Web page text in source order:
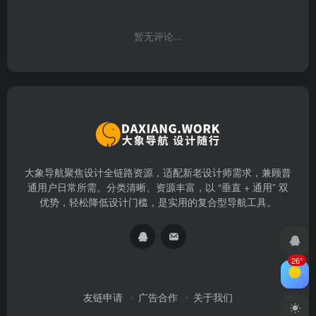
暂无评论...
大象导航聚焦设计全链路资源，适配新老设计师需求，兼顾普
通用户日常所需。分类清晰、资源丰富，以 “垂直 + 通用” 双
优势，轻松降低设计门槛，是实用的复合型导航工具。
友链申请 广告合作 关于我们
26°